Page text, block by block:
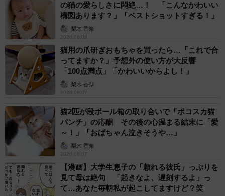
ーー尻尾のプリプリ具合から、ハルちゃんがどれだけ「大
好きな人」のことを好きか伝わってきますね。ハルちゃん
の「大好きな人」とはどんな方なのですか？
「私の夫になります。ハルの飼い主は私の母なので、ハル
にとっては”お兄ちゃん”という感じなのだと思います」
の猫の愛らしさに悶絶…！ 「こんなかわいい
構図あります？」「ベストショットすぎる！」
梨木 香奈
2026.08.08
猫用の爪研ぎおもちゃを買ったら…「これで合
ってますか？」予想外の使い方が大反響
「100点満点」「かわいいからよし！」
梨木 香奈
2026.08.07
猫2匹が段ボール箱の取り合いで「ポコスカ猫
パンチ」の応酬 その後の心温まる結末に「愛
～！」「おばちゃん泣きそうや…」
梨木 香奈
2026.08.07
【漫画】大学生息子の「頼れる彼氏」っぷりを
見て母は絶句 「起きなよ、遅刻するよ」っ
て…あなた毎朝私が起こしてますけど？笑